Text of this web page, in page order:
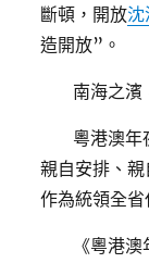
斷頓，開放
造開放”。
南海之濱
粵港澳年
親自安排、
作為統領全
《粵港